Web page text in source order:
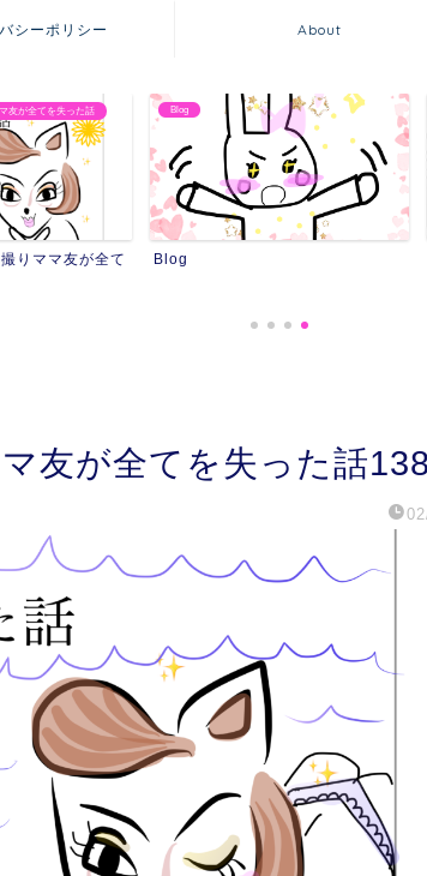
シーポリシー About
友が全てを失った話
りママ友が全て
Blog
Blog
友が全てを失った話138